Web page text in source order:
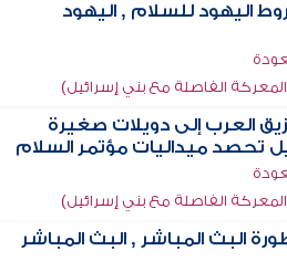
اليهود للسلام , اليهود
الفاصلة مع بني إسرائيل)
العرب إلى دويلات صغيرة
تحصد ميداليات مؤتمر السلام
الفاصلة مع بني إسرائيل)
البث المباشر , البث المباشر